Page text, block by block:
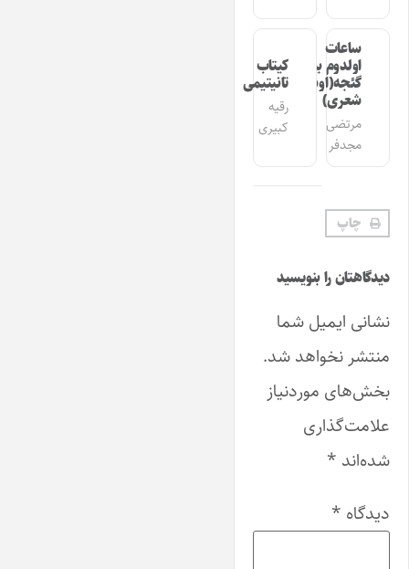
ساعات
اولدوم بیر
گئجه(اوشاق
شعری)
مرتضی
مجدفر
کیتاب
تانیتیمی
رقیه
کبیری
چاپ
دیدگاهتان را بنویسید
نشانی ایمیل شما
منتشر نخواهد شد.
بخش‌های موردنیاز
علامت‌گذاری
شده‌اند *
دیدگاه *